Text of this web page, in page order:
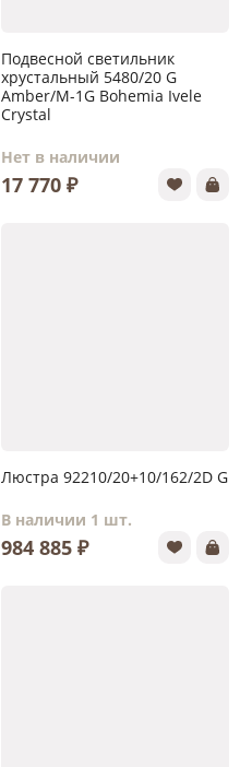
Подвесной светильник
хрустальный 5480/20 G
Amber/M-1G Bohemia Ivele
Crystal
Нет в наличии
17 770 ₽
Люстра 92210/20+10/162/2D G
В наличии 1 шт.
984 885 ₽